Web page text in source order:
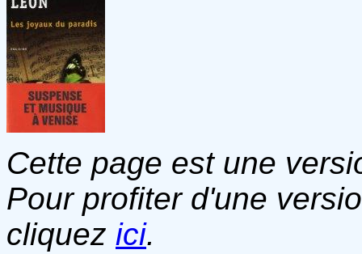
Cette page est une
Pour profiter d'une
cliquez ici.